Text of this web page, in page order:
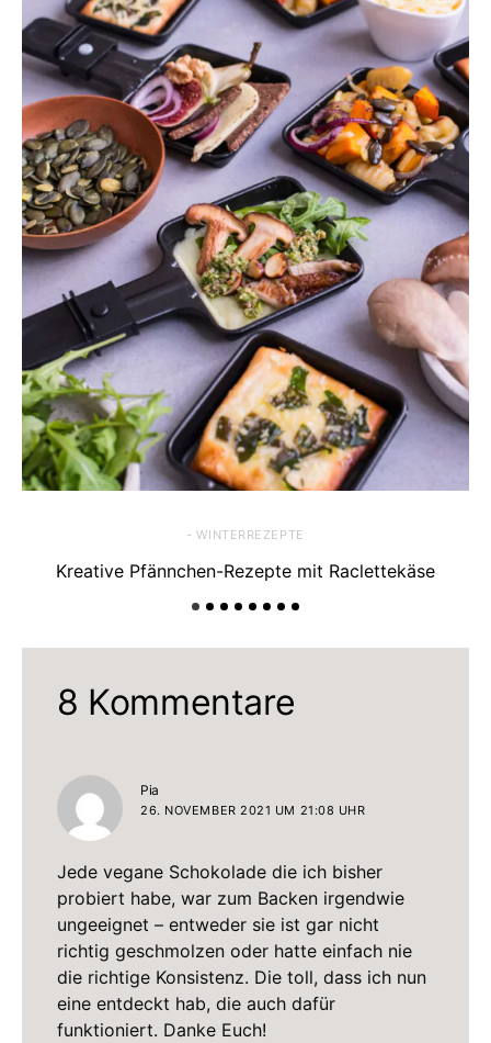
- WINTERREZEPTE
Kreative Pfännchen-Rezepte mit Raclettekäse
8 Kommentare
Pia
26. NOVEMBER 2021 UM 21:08 UHR
Jede vegane Schokolade die ich bisher
probiert habe, war zum Backen irgendwie
ungeeignet – entweder sie ist gar nicht
richtig geschmolzen oder hatte einfach nie
die richtige Konsistenz. Die toll, dass ich nun
eine entdeckt hab, die auch dafür
funktioniert. Danke Euch!